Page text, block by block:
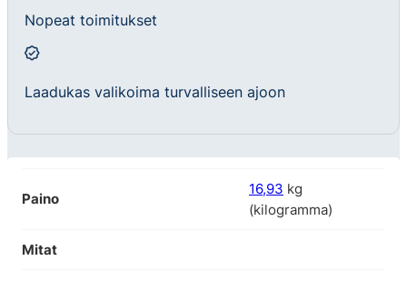
Nopeat toimitukset
Laadukas valikoima turvalliseen ajoon
Paino
16,93 kg
(kilogramma)
Mitat